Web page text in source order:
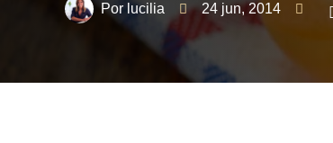
lucilia 24 jun, 2014